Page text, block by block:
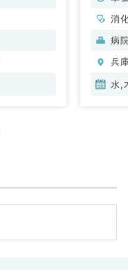
消
病
兵
水,